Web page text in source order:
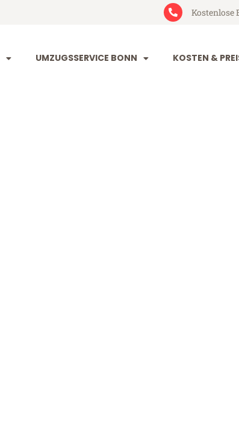
Kostenlose
UMZUGSSERVICE BONN KOSTEN &